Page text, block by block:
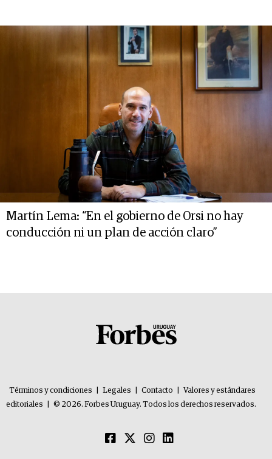
Martín Lema: “En el gobierno de Orsi no hay
conducción ni un plan de acción claro”
Términos y condiciones Legales Contacto
Valores y estándares
editoriales
© 2026. Forbes Uruguay. Todos los derechos reservados.